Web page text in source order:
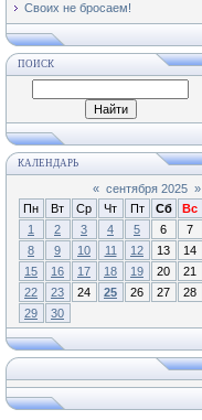
Своих не бросаем!
ПОИСК
КАЛЕНДАРЬ
« сентября 2025 »
Пн
Вт Ср Чт Пт Сб
Вс
1
2 3 4 5 6
7
8
9 10 11 12 13
14
15
16 17 18 19 20
21
22
23 24 25 26 27
28
29
30